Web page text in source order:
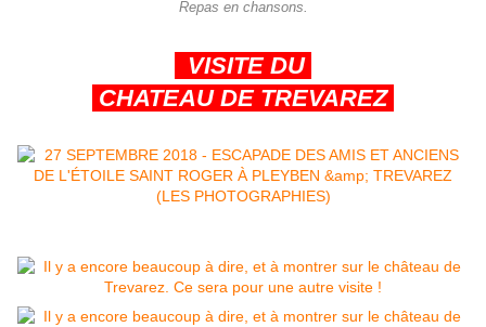
Repas en chansons.
VISITE DU
CHATEAU DE TREVAREZ